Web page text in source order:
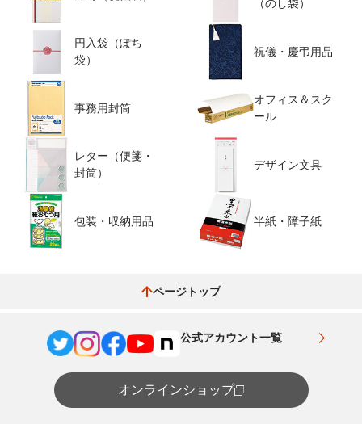
（のし袋）
円入袋（ぽち
袋）
祝儀・慶弔用品
事務用封筒
オフィス＆スク
ール
レター（便箋・
封筒）
デザイン文具
包装・収納用品 半紙・障子紙
ページトップ
公式アカウント一覧
オンラインショップ